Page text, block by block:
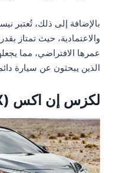
بالإضافة إلى ذلك، تُعتبر
والاعتمادية، حيث تمتاز
عمرها الافتراضي، مما
الذين يبحثون عن سيارة
لكزس إن اكس (Lexus NX)